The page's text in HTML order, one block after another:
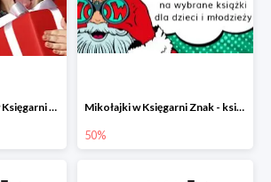
Prezenty na Święta w Księgarni Znak -50% Mikołajki w Księgarni Znak - książki dla dzieci i młodzieży do -50%
50%